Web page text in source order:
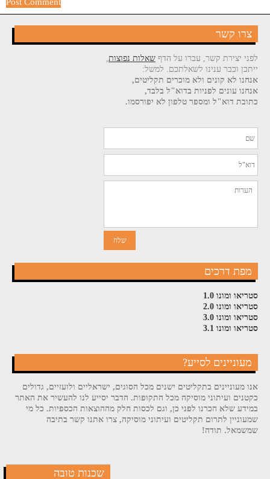
צרו קשר
לפני יצירת קשר, עברו על הדף שאלות נפוצות,
ייתכן וכבר ענינו לשאלתכם. למשל:
אנחנו לא קונים ולא מוכרים תקליטים,
אנחנו עונים לפניות בדוא"ל בלבד,
כתובת דוא"ל ומספר טלפון לא יפורסמו.
מפת דרכים
סטריאו ומונו 1.0
סטריאו ומונו 2.0
סטריאו ומונו 3.0
סטריאו ומונו 3.1
מעוניינים לסייע?
אנו מעוניינים בתקליטים ישנים מכל הסוגים, ישראליים ולועזיים, גדולים
כקטנים ועיתוני מוסיקה מכל התקופות. הדבר יסייע לנו להעשיר את האתר
במידע שלא הכרנו לפני כן, וגם לכסות חלק מההוצאות הכספיות. כל מי
שמעוניין לתרום תקליטים ועיתוני מוסיקה, צרו אתנו קשר בתיבה
שמשמאל. תודה!
שכנות טובה